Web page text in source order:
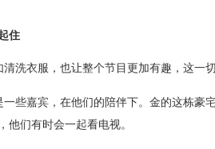
住
洗衣服，也让整个节目更加有趣，这一
些嘉宾，在他们的陪伴下。金的这栋豪
们有时会一起看电视。